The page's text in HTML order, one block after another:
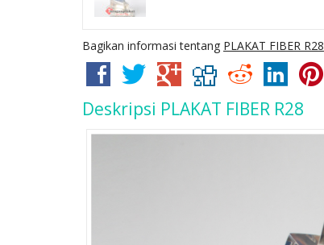
Bagikan informasi tentang PLAKAT FIBER R28
Deskripsi PLAKAT FIBER R28